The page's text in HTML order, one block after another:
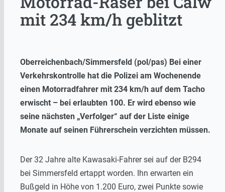
mit 234 km/h geblitzt
Oberreichenbach/Simmersfeld (pol/pas) Bei einer
Verkehrskontrolle hat die Polizei am Wochenende
einen Motorradfahrer mit 234 km/h auf dem Tacho
erwischt – bei erlaubten 100. Er wird ebenso wie
seine nächsten „Verfolger“ auf der Liste einige
Monate auf seinen Führerschein verzichten müssen.
Der 32 Jahre alte Kawasaki-Fahrer sei auf der B294
bei Simmersfeld ertappt worden. Ihn erwarten ein
Bußgeld in Höhe von 1.200 Euro, zwei Punkte sowie